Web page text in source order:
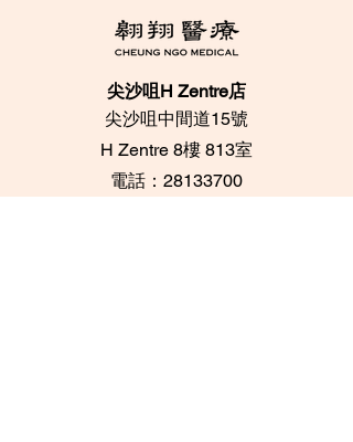
尖沙咀H Zentre店
尖沙咀中間道15號
​H Zentre 8樓 813室
電話：28133700